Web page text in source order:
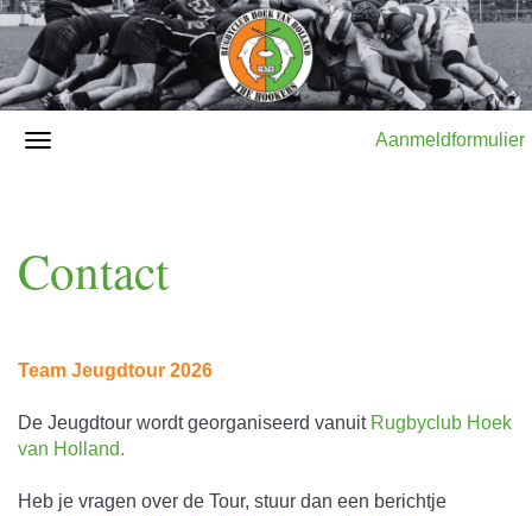
Aanmeldformulier
Contact
Team Jeugdtour 2026
De Jeugdtour wordt georganiseerd vanuit Rugbyclub Hoek
van Holland.
Heb je vragen over de Tour, stuur dan een berichtje